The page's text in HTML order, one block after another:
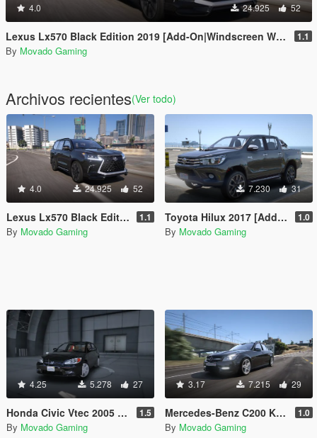
4.0 24.925 52
Lexus Lx570 Black Edition 2019 [Add-On|Windscreen Wipers VehFuncsV] 1.1
By Movado Gaming
Archivos recientes(Ver todo)
4.0 24.925 52
Lexus Lx570 Black Edition 2019 [Add-On|Windscreen Wipers VehFuncsV] 1.1
By Movado Gaming
7.230 31
Toyota Hilux 2017 [Add-On | Tuning | Extras] 1.0
By Movado Gaming
4.25 5.278 27
Honda Civic Vtec 2005 [Add-On / OIV ] 1.5
By Movado Gaming
3.17 7.215 29
Mercedes-Benz C200 Kompressor 2012 [Add-on | VehFuncsV | Tuning] 1.0
By Movado Gaming